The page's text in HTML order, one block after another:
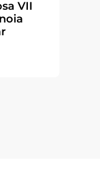
VII